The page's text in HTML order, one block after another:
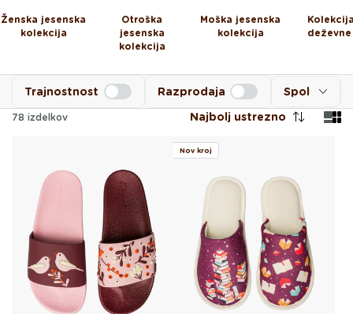
Ženska jesenska
kolekcija
Otroška
jesenska
kolekcija
Moška jesenska
kolekcija
Spol
Trajnostnost Razprodaja
78 izdelkov Najbolj ustrezno
Nov kroj